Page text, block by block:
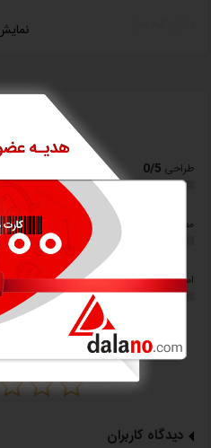
طراحی 0/5
مصرف انرژی 0/5
امکانات و قابلیت ها0/5
5
دیدگاه کاربران